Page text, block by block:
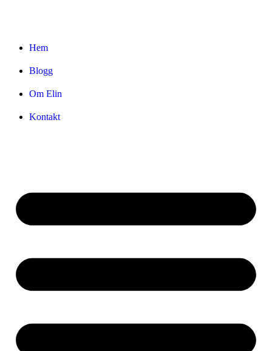
Hem
Blogg
Om Elin
Kontakt